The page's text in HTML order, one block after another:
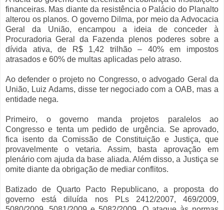
financeiras. Mas diante da resistência o Palácio do Planalto
alterou os planos. O governo Dilma, por meio da Advocacia
Geral da União, encampou a ideia de conceder à
Procuradoria Geral da Fazenda plenos poderes sobre a
dívida ativa, de R$ 1,42 trilhão – 40% em impostos
atrasados e 60% de multas aplicadas pelo atraso.
Ao defender o projeto no Congresso, o advogado Geral da
União, Luiz Adams, disse ter negociado com a OAB, mas a
entidade nega.
Primeiro, o governo manda projetos paralelos ao
Congresso e tenta um pedido de urgência. Se aprovado,
fica isento da Comissão de Constituição e Justiça, que
provavelmente o vetaria. Assim, basta aprovação em
plenário com ajuda da base aliada. Além disso, a Justiça se
omite diante da obrigação de mediar conflitos.
Batizado de Quarto Pacto Republicano, a proposta do
governo está diluída nos PLs 2412/2007, 469/2009,